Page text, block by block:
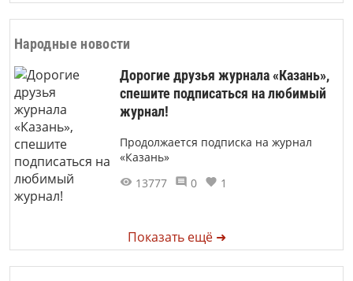
Народные новости
Дорогие друзья журнала «Казань»,
спешите подписаться на любимый
журнал!
Продолжается подписка на журнал
«Казань»
13777
0 1
Показать ещё ➜